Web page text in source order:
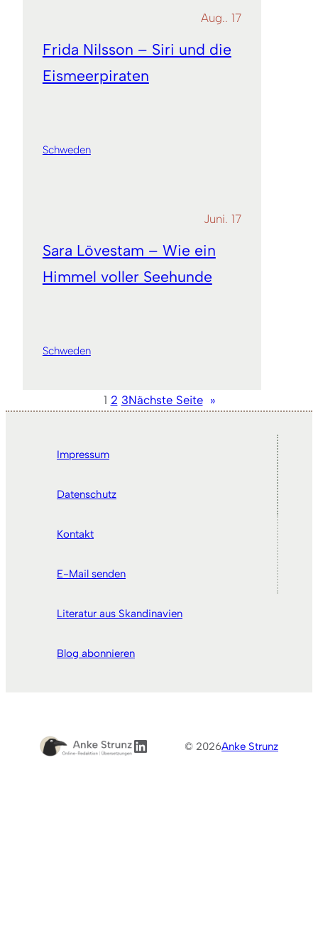
Aug.. 17
Frida Nilsson – Siri und die
Eismeerpiraten
Schweden
Juni. 17
Sara Lövestam – Wie ein
Himmel voller Seehunde
Schweden
1 2 3Nächste Seite »
Impressum
Datenschutz
Kontakt
E-Mail senden
Literatur aus Skandinavien
Blog abonnieren
LinkedIn© 2026Anke Strunz